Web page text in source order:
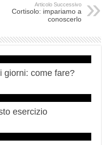
Articolo Successivo
Cortisolo: impariamo a
conoscerlo
giorni: come fare?
esercizio